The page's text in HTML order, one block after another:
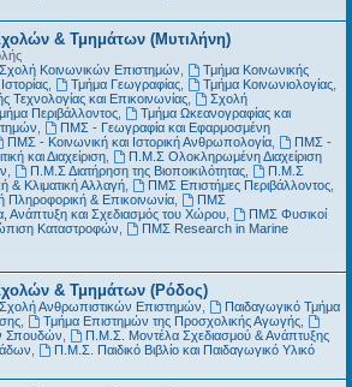
& Τμημάτων (Μυτιλήνη)
Σχολή Κοινωνικών Επιστημών
Τμήμα Κοινωνικής
Τμήμα Γεωγραφίας, Τμήμα Κοινωνιολογίας,
Τεχνολογίας και Επικοινωνίας,
Σχολή
Περιβάλλοντος,
Τμήμα Ωκεανογραφίας και
ΠΜΣ - Γεωγραφία και Εφαρμοσμένη
ΠΜΣ - Κοινωνική και Ιστορική Ανθρωπολογία,
ΠΜΣ -
και Διαχείριση
Π.Μ.Σ Ολοκληρωμένη Διαχείριση
Π.Μ.Σ Διατήρηση της Βιοποικιλότητας,
Π.Μ.Σ
& Κλιματική Αλλαγή
ΠΜΣ Επιστήμες Περιβάλλοντος,
Πληροφορική & Επικοινωνία,
ΠΜΣ
και Σχεδιασμός του Χώρου
ΠΜΣ Φυσικοί
Καταστροφών
ΠΜΣ Research in Marine
& Τμημάτων (Ρόδος)
Σχολή Ανθρωπιστικών Επιστημών
Παιδαγωγικό Τμήμα
Τμήμα Επιστημών της Προσχολικής Αγωγής,
Σπουδών
Π.Μ.Σ. Μοντέλα Σχεδιασμού & Ανάπτυξης
Π.Μ.Σ. Παιδικό Βιβλίο και Παιδαγωγικό Υλικό